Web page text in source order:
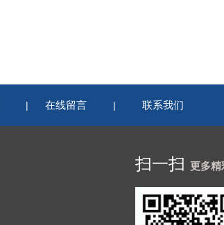
| 在线留言 | 联系我们
扫一扫 更多精